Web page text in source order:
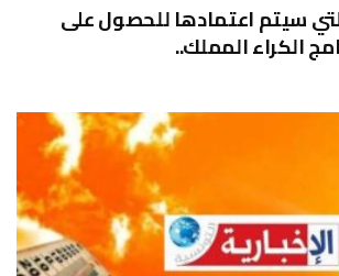
سيتم اعتمادها للحصول على
الكراء المملك..